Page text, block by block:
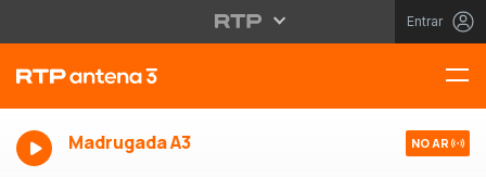
Entrar
Madrugada A3 NO AR